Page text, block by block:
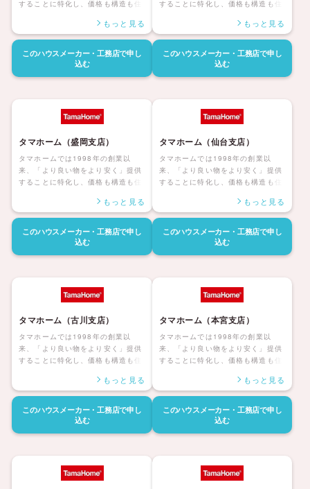
することに特化し、価格も構造も住
る「大安心の家シリーズ」を展開し
ています。災害にも強く家族みんな
が健康で安心して暮らせる家、アフ
ターサポートも自社社員にて対応し
フ、ハッピーホーム」を展開してい
もっと見る
このハウスメーカー・工務店で申し
込む
することに特化し、価格も構造も住
る「大安心の家シリーズ」を展開し
ています。災害にも強く家族みんな
が健康で安心して暮らせる家、アフ
ターサポートも自社社員にて対応し
フ、ハッピーホーム」を展開してい
もっと見る
このハウスメーカー・工務店で申し
込む
タマホーム（盛岡支店）
タマホームでは1998年の創業以
来、「より良い物をより安く」提供
することに特化し、価格も構造も住
る「大安心の家シリーズ」を展開し
ています。災害にも強く家族みんな
が健康で安心して暮らせる家、アフ
ターサポートも自社社員にて対応し
フ、ハッピーホーム」を展開してい
もっと見る
このハウスメーカー・工務店で申し
込む
タマホーム（仙台支店）
タマホームでは1998年の創業以
来、「より良い物をより安く」提供
することに特化し、価格も構造も住
る「大安心の家シリーズ」を展開し
ています。災害にも強く家族みんな
が健康で安心して暮らせる家、アフ
ターサポートも自社社員にて対応し
フ、ハッピーホーム」を展開してい
もっと見る
このハウスメーカー・工務店で申し
込む
タマホーム（古川支店）
タマホームでは1998年の創業以
来、「より良い物をより安く」提供
することに特化し、価格も構造も住
る「大安心の家シリーズ」を展開し
ています。災害にも強く家族みんな
が健康で安心して暮らせる家、アフ
ターサポートも自社社員にて対応し
フ、ハッピーホーム」を展開してい
もっと見る
このハウスメーカー・工務店で申し
込む
タマホーム（本宮支店）
タマホームでは1998年の創業以
来、「より良い物をより安く」提供
することに特化し、価格も構造も住
る「大安心の家シリーズ」を展開し
ています。災害にも強く家族みんな
が健康で安心して暮らせる家、アフ
ターサポートも自社社員にて対応し
フ、ハッピーホーム」を展開してい
もっと見る
このハウスメーカー・工務店で申し
込む